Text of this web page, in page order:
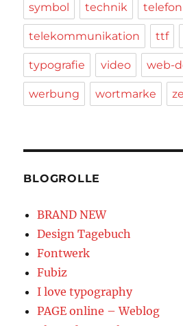
symbol technik telefon
telekommunikation ttf
typografie video web-
werbung wortmarke
BLOGROLLE
BRAND NEW
Design Tagebuch
Fontwerk
Fubiz
I love typography
PAGE online – Weblog